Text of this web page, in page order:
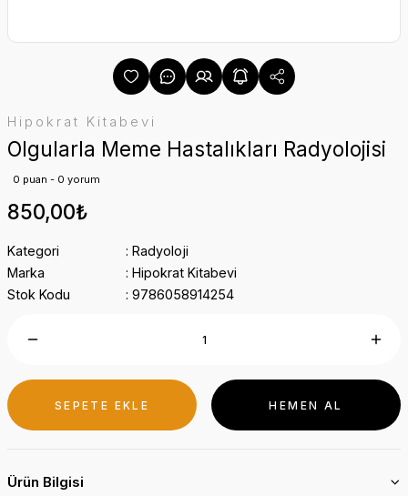
Hipokrat Kitabevi
Olgularla Meme Hastalıkları Radyolojisi
0 puan - 0 yorum
850,00₺
Kategori
Radyoloji
Marka
Hipokrat Kitabevi
Stok Kodu
9786058914254
SEPETE EKLE HEMEN AL
Ürün Bilgisi